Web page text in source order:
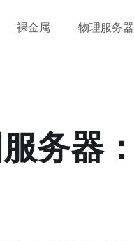
裸金属 物理服务器
务器